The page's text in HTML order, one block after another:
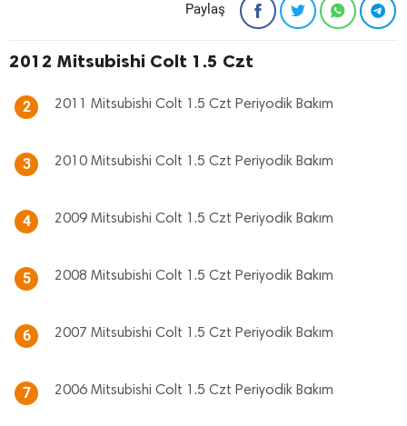
Paylaş
2012 Mitsubishi Colt 1.5 Czt
2 2011 Mitsubishi Colt 1.5 Czt Periyodik Bakım
3 2010 Mitsubishi Colt 1.5 Czt Periyodik Bakım
4 2009 Mitsubishi Colt 1.5 Czt Periyodik Bakım
5 2008 Mitsubishi Colt 1.5 Czt Periyodik Bakım
6 2007 Mitsubishi Colt 1.5 Czt Periyodik Bakım
7 2006 Mitsubishi Colt 1.5 Czt Periyodik Bakım